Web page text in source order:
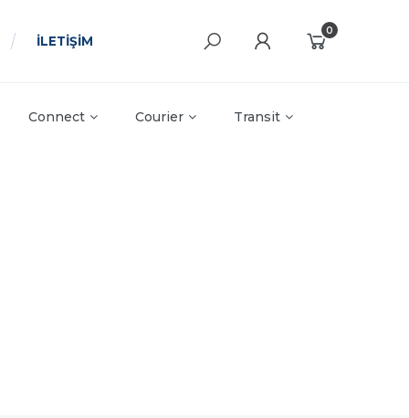
İLETİŞİM
0
Connect Courier Transit